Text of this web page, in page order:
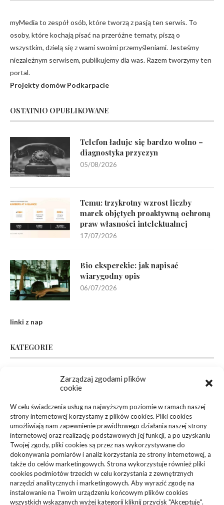
Zarządzaj zgodami plików
cookie
W celu świadczenia usług na najwyższym poziomie w ramach naszej
strony internetowej korzystamy z plików cookies. Pliki cookies
umożliwiają nam zapewnienie prawidłowego działania naszej strony
internetowej oraz realizację podstawowych jej funkcji, a po uzyskaniu
Twojej zgody, pliki cookies są przez nas wykorzystywane do
dokonywania pomiarów i analiz korzystania ze strony internetowej, a
także do celów marketingowych. Strona wykorzystuje również pliki
cookies podmiotów trzecich w celu korzystania z zewnętrznych
narzędzi analitycznych i marketingowych. Aby wyrazić zgodę na
instalowanie na Twoim urządzeniu końcowym plików cookies
wszystkich wskazanych wyżej kategorii kliknij przycisk "Akceptuję".
myMedia to zespół osób, które tworzą z pasją ten serwis. To
osoby, które kochają pisać na przeróżne tematy, piszą o
wszystkim, dzielą się z wami swoimi przemyśleniami. Jesteśmy
niezależnym serwisem, publikujemy dla was. Razem tworzymy ten
portal.
Projekty domów Podkarpacie
OSTATNIO OPUBLIKOWANE
Telefon ładuje się bardzo wolno –
diagnostyka przyczyn
05/08/2026
Temu: trzykrotny wzrost liczby
marek objętych proaktywną ochroną
praw własności intelektualnej
17/07/2026
Bio eksperckie: jak napisać
wiarygodny opis
06/07/2026
linki z nap
KATEGORIE
(94)
Dom, Ogród
Zdrowie, Medycyna
Edukacja, Rozrywka (36)
Sport, Turystyka